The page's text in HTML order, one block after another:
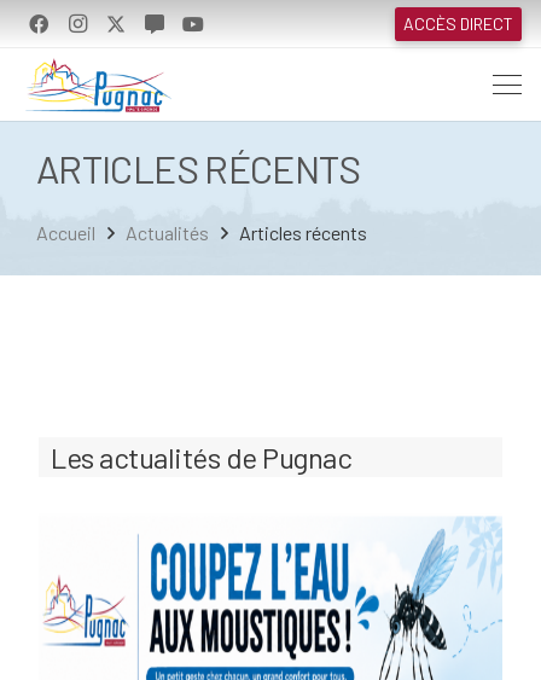
ACCÈS DIRECT
ARTICLES RÉCENTS
Accueil Actualités Articles récents
Les actualités de Pugnac